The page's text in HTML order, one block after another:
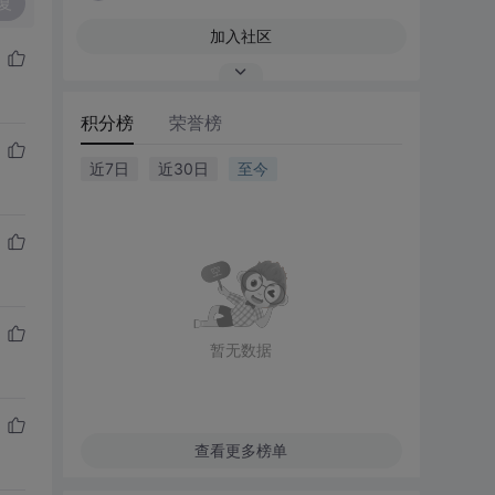
加入社区
积分榜 荣誉榜
近7日 近30日 至今
暂无数据
查看更多榜单